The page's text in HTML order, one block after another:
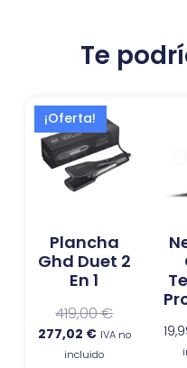
Te
¡Oferta!
Plancha
Ghd Duet 2
En 1
419,00€
precio
original
era:
277,02 €
precio
actual
es:
IVA no
incluido